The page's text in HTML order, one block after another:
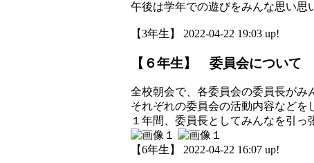
午後は学年での遊びをみんな思い思
【3年生】 2022-04-22 19:03 up!
【６年生】 委員会について
全校朝会で、各委員会の委員長がみ
それぞれの委員会の活動内容などを
１年間、委員長としてみんなを引っ
【6年生】 2022-04-22 16:07 up!